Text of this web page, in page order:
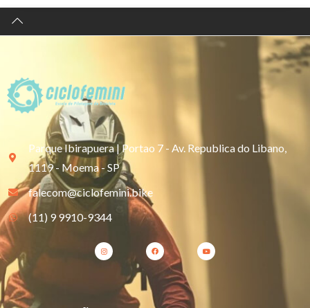
Parque Ibirapuera | Portao 7 - Av. Republica do Libano,
1119 - Moema - SP
falecom@ciclofemini.bike
(11) 9 9910-9344